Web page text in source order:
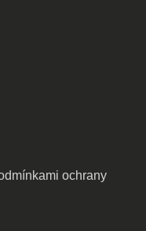
ochrany